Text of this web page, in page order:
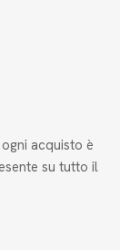
acquisto è
su tutto il